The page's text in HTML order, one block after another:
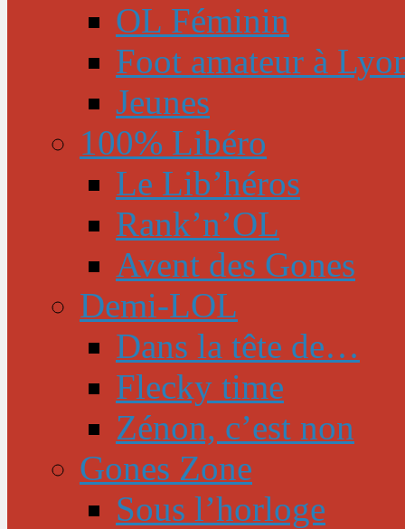
OL Féminin
Foot amateur à
Jeunes
100% Libéro
Le Lib’héros
Rank’n’OL
Avent des Gones
Demi-LOL
Dans la tête de…
Flecky time
Zénon, c’est non
Gones Zone
Sous l’horloge